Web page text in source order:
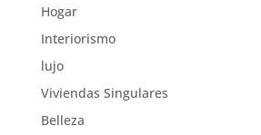
Hogar
Interiorismo
lujo
Viviendas Singulares
Belleza